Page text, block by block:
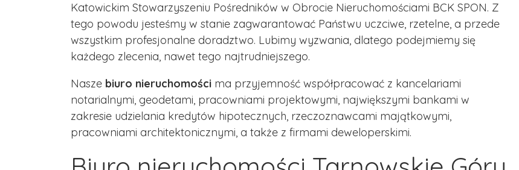
Katowickim Stowarzyszeniu Pośredników w Obrocie Nieruchomościami BCK SPON. Z
tego powodu jesteśmy w stanie zagwarantować Państwu uczciwe, rzetelne, a przede
wszystkim profesjonalne doradztwo. Lubimy wyzwania, dlatego podejmiemy się
każdego zlecenia, nawet tego najtrudniejszego.
Nasze biuro nieruchomości ma przyjemność współpracować z kancelariami
notarialnymi, geodetami, pracowniami projektowymi, największymi bankami w
zakresie udzielania kredytów hipotecznych, rzeczoznawcami majątkowymi,
pracowniami architektonicznymi, a także z firmami deweloperskimi.